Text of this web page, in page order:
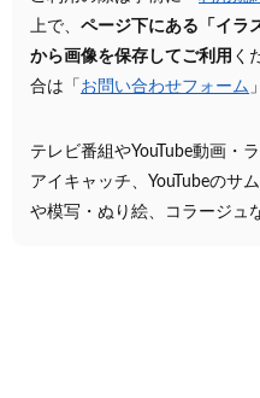
上で、 ページ下にある「イラ
から画像を保存してご利用 く
合は「 お問い合わせフォーム
テレビ番組やYouTube動画・
アイキャッチ、YouTubeのサ
や模写・ぬり絵、コラージュ